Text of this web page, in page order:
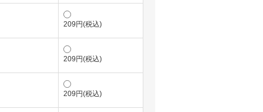
209円(税込)
209円(税込)
209円(税込)